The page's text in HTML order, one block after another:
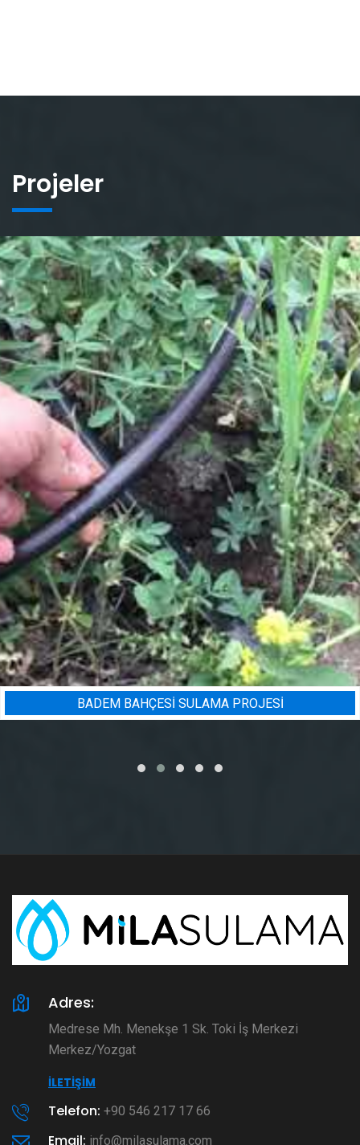
Projeler
BADEM BAHÇESI SULAMA PROJESI
Adres:
Medrese Mh. Menekşe 1 Sk. Toki İş Merkezi
Merkez/Yozgat
İLETIŞIM
Telefon: +90 546 217 17 66
Email: info@milasulama.com